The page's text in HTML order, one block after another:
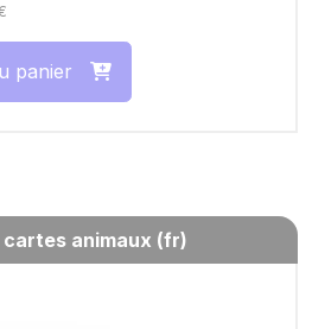
panier
cartes animaux (fr)